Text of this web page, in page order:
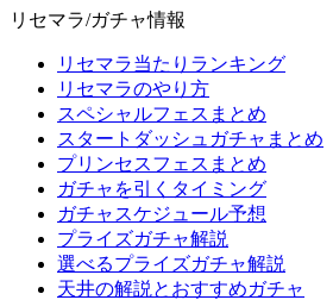
リセマラ/ガチャ情報
リセマラ当たりランキング
リセマラのやり方
スペシャルフェスまとめ
スタートダッシュガチャまとめ
プリンセスフェスまとめ
ガチャを引くタイミング
ガチャスケジュール予想
プライズガチャ解説
選べるプライズガチャ解説
天井の解説とおすすめガチャ